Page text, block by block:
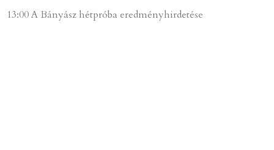
13:00 A Bányász hétpróba eredményhirdetése